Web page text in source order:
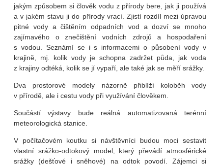
jakým způsobem si člověk vodu z přírody bere, jak ji používá
a v jakém stavu ji do přírody vrací. Zjistí rozdíl mezi úpravou
pitné vody a čištěním odpadních vod a dozví se mnoho
zajímavého o znečištění vodních zdrojů a hospodaření
s vodou. Seznámí se i s informacemi o působení vody v
krajině, mj. kolik vody je schopna zadržet půda, jak voda
z krajiny odtéká, kolik se jí vypaří, ale také jak se měří srážky.
Dva prostorové modely názorně přiblíží koloběh vody
v přírodě, ale i cestu vody při využívání člověkem.
Součástí výstavy bude reálná automatizovaná terénní
meteorologická stanice.
V počítačovém koutku si návštěvníci budou moci sestavit
vlastní srážko-odtokový model, který převádí atmosférické
srážky (dešťové i sněhové) na odtok povodí. Zájemci si